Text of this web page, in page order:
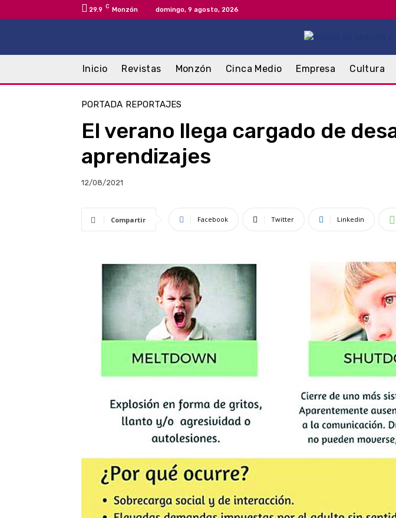
29.9 C Monzón domingo, 9 agosto, 2026
Inicio Revistas Monzón Cinca Medio Empresa Cultura
PORTADA REPORTAJES
El verano llega cargado de
aprendizajes
12/08/2021
Compartir Facebook Twitter Linkedin